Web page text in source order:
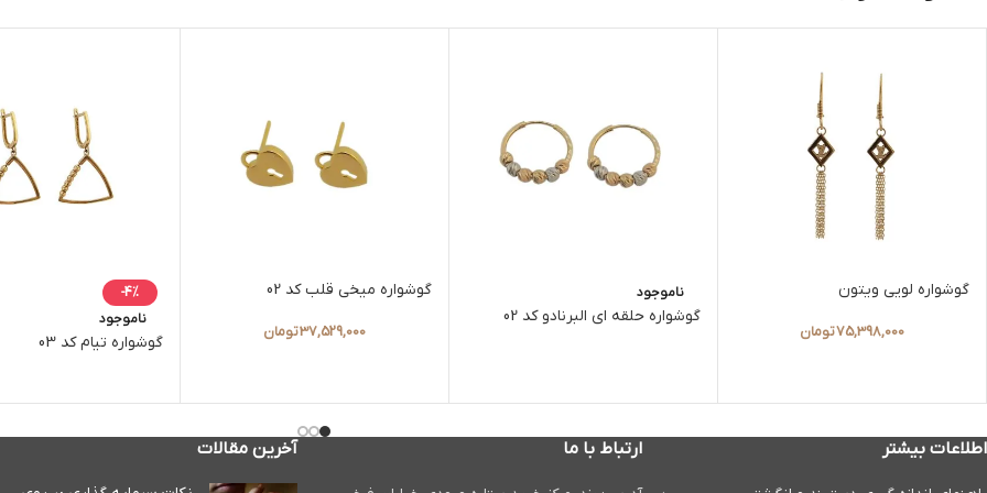
گوشواره لویی ویتون
75,398,000تومان
ناموجود
گوشواره حلقه ای البرنادو کد 02
گوشواره میخی قلب کد 02
37,529,000تومان
-4%
ناموجود
گوشواره تیام کد 03
اطلاعات بیشتر ارتباط با ما آخرین مقالات